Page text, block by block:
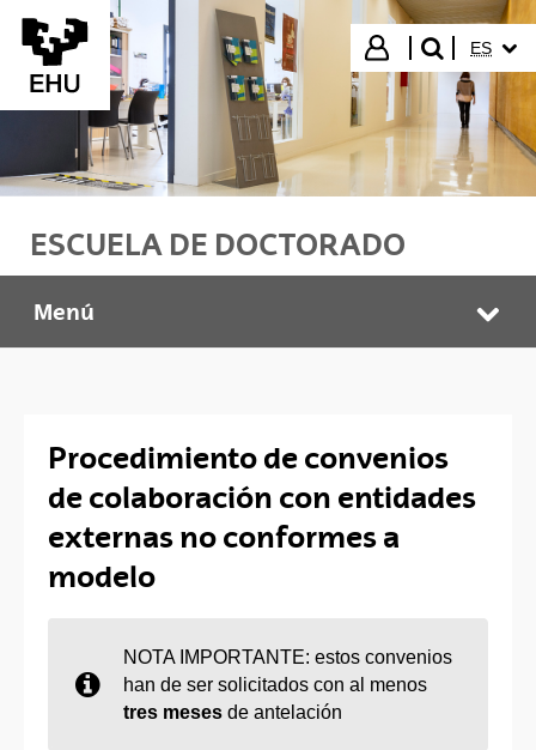
Saltar al contenido principal
Iniciar sesión
buscar"
ES
ESCUELA DE DOCTORADO
Escuela de Doctorado
Menú
Procedimiento de convenios
de colaboración con entidades
externas no conformes a
modelo
NOTA IMPORTANTE: estos convenios
han de ser solicitados con al menos
tres meses de antelación